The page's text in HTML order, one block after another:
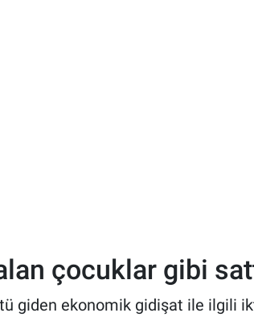
çocuklar gibi
giden ekonomik gidişat ile ilgili